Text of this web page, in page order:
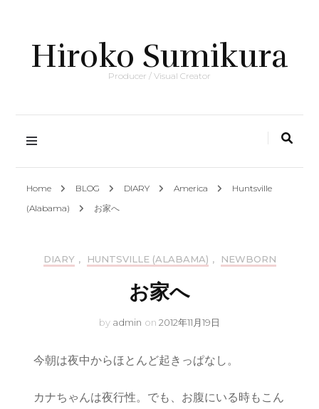
Hiroko Sumikura
Producer / Visual Creator
Home BLOG DIARY America
Huntsville
(Alabama)
お家へ
DIARY , HUNTSVILLE (ALABAMA) , NEWBORN
お家へ
by admin on 2012年11月19日
今朝は夜中からほとんど起きっぱなし。
カナちゃんは夜行性。でも、お腹にいる時もこん